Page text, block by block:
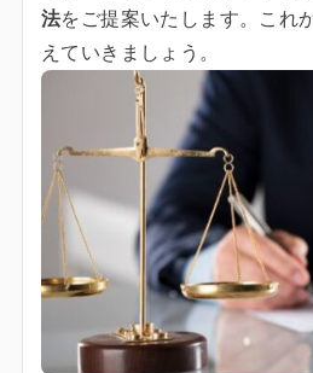
法をご提案いたします。これ
えていきましょう。